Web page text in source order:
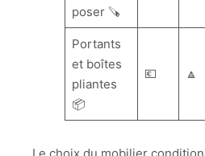
poser 🪚
Portants
et boîtes
pliantes
📦
💶 🔼
Le choix du mobilier